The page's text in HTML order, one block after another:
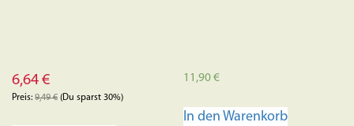
6,64 €
Preis: 9,49€ (Du sparst 30%)
11,90€
In den Warenkorb